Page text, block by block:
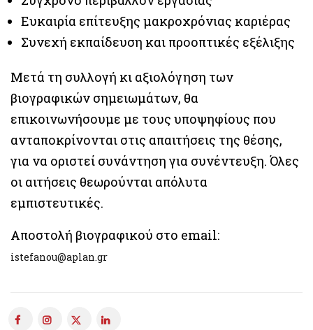
Ευκαιρία επίτευξης μακροχρόνιας καριέρας
Συνεχή εκπαίδευση και προοπτικές εξέλιξης
Μετά τη συλλογή κι αξιολόγηση των
βιογραφικών σημειωμάτων, θα
επικοινωνήσουμε με τους υποψηφίους που
ανταποκρίνονται στις απαιτήσεις της θέσης,
για να οριστεί συνάντηση για συνέντευξη. Όλες
οι αιτήσεις θεωρούνται απόλυτα
εμπιστευτικές.
Αποστολή βιογραφικού στο email:
istefanou@aplan.gr